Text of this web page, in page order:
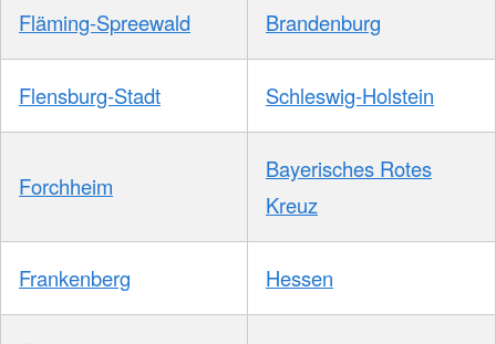
Fläming-Spreewald Brandenburg
Flensburg-Stadt Schleswig-Holstein
Forchheim
Bayerisches Rotes
Kreuz
Frankenberg Hessen